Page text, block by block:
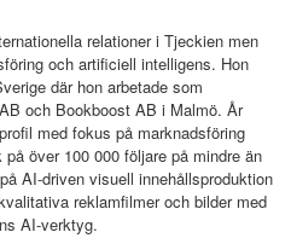
relationer i Tjeckien men
och artificiell intelligens. Hon
där hon arbetade som
och Bookboost AB i Malmö. År
med fokus på marknadsföring
över 100 000 följare på mindre än
AI-driven visuell innehållsproduktion
reklamfilmer och bilder med
AI-verktyg.